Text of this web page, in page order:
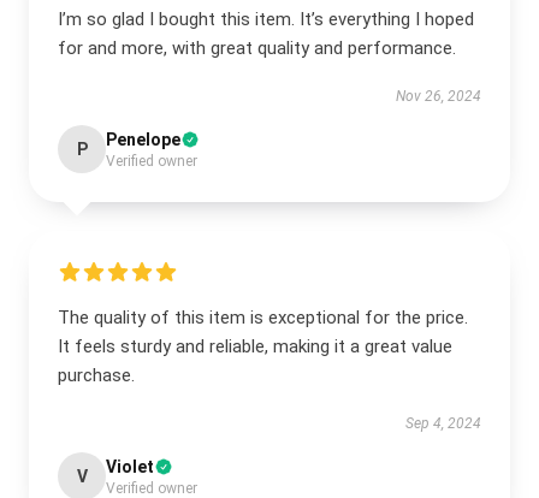
I’m so glad I bought this item. It’s everything I hoped
for and more, with great quality and performance.
Nov 26, 2024
P Penelope
Verified owner
The quality of this item is exceptional for the price.
It feels sturdy and reliable, making it a great value
purchase.
Sep 4, 2024
V Violet
Verified owner